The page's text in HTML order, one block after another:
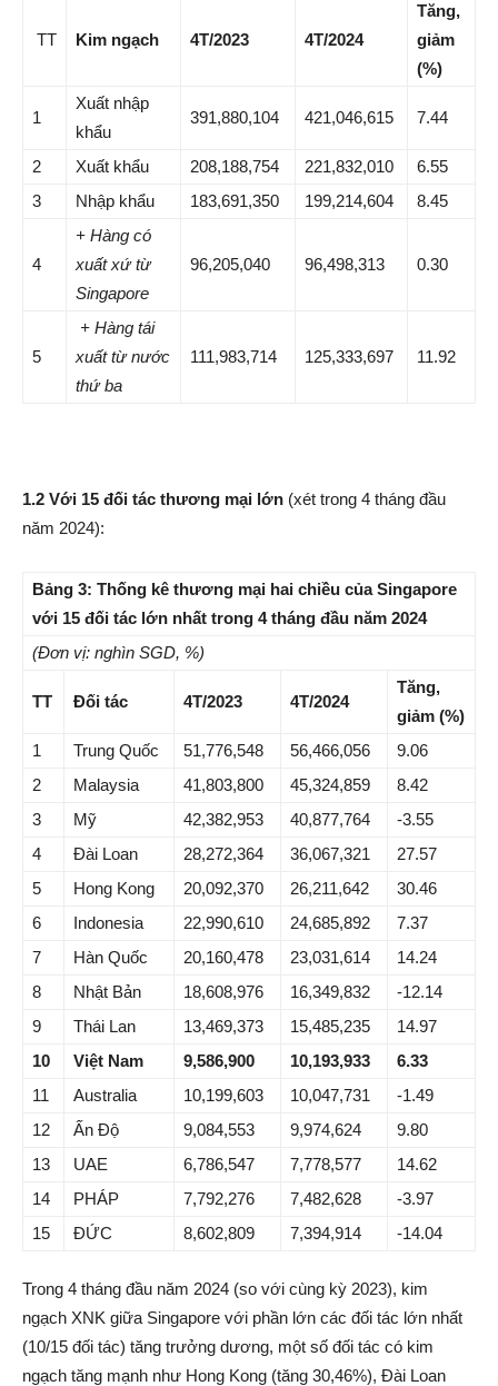
TT Kim ngạch 4T/2023 4T/2024
Tăng,
giảm
(%)
1
Xuất nhập
khẩu
391,880,104 421,046,615 7.44
2 Xuất khẩu 208,188,754 221,832,010
6.55
3
Nhập khẩu 183,691,350 199,214,604 8.45
4
+ Hàng có
xuất xứ từ
Singapore
96,205,040 96,498,313 0.30
5
+ Hàng tái
xuất từ nước
thứ ba
111,983,714 125,333,697 11.92
1.2 Với 15 đối tác thương mại lớn (xét trong 4 tháng đầu
năm 2024):
Bảng 3: Thống kê thương mại hai chiều của Singapore
với 15 đối tác lớn nhất trong 4 tháng đầu năm 2024
(Đơn vị: nghìn SGD, %)
TT Đối tác 4T/2023 4T/2024
Tăng,
giảm (%)
1
Trung Quốc 51,776,548 56,466,056
9.06
2
Malaysia 41,803,800 45,324,859
8.42
3
Mỹ 42,382,953 40,877,764
-3.55
4
Đài Loan 28,272,364 36,067,321
27.57
5
Hong Kong 20,092,370 26,211,642
30.46
6
Indonesia 22,990,610 24,685,892
7.37
7
Hàn Quốc 20,160,478 23,031,614
14.24
8
Nhật Bản 18,608,976 16,349,832
-12.14
9
Thái Lan 13,469,373 15,485,235
14.97
10
Việt Nam 9,586,900 10,193,933
6.33
11
Australia 10,199,603 10,047,731
-1.49
12
Ấn Độ 9,084,553 9,974,624
9.80
13
UAE 6,786,547 7,778,577
14.62
14
PHÁP 7,792,276 7,482,628
-3.97
15
ĐỨC 8,602,809 7,394,914 -14.04
Trong 4 tháng đầu năm 2024 (so với cùng kỳ 2023), kim
ngạch XNK giữa Singapore với phần lớn các đối tác lớn nhất
(10/15 đối tác) tăng trưởng dương, một số đối tác có kim
ngạch tăng mạnh như Hong Kong (tăng 30,46%), Đài Loan